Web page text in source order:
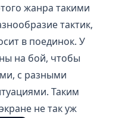
жанра такими
тактик,
в поединок. У
на бой, чтобы
с разными
Таким
не так уж